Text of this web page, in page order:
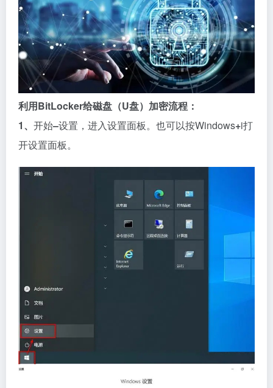
利用BitLocker给磁盘（U盘）加密流程：
1、 开始–设置，进入设置面板。也可以按Windows+i打
开设置面板。